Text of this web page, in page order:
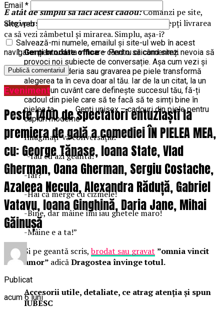
E atât de simplu să faci acest cadou:Comanzi pe site,
alegi personalizarea prin gravare, achiți și aștepți livrarea
ca să vezi zâmbetul și mirarea. Simplu, așa-i?
Genți brodate office– Pentru oricând simți nevoia să
provoci noi subiecte de conversație. Așa cum vezi și
mai sus, broderia sau gravarea pe piele transformă
alegerea ta în ceva doar al tău. Iar de la un citat, la un
oraș, la un cuvânt care definește succesul tău, fă-ți
cadoul din piele care să te facă să te simți bine în
pielea ta. Genți unisex – cadouri din piele pentru
cupluri moderne
Imaginați-vă conversația:
”-Iau eu azi geanta!
-Iar?
-Hai că merge cu cizmele!
-Bine, dar mâine îmi iau ghetele maro!
-Mâine e a ta!”
Și pe geantă scris,brodat sau gravat ”omnia vincit
amor” adicăDragostea învinge totul.
Accesorii utile, detaliate, ce atrag atenția și spun
IUBESC
Email *
Site web
Salvează-mi numele, emailul și site-ul web în acest
navigator pentru data viitoare când o să comentez.
Eveniment
Peste 1400 de spectatori entuziaști la
premiera de gală a comediei ÎN PIELEA MEA,
cu: George Tănase, Ioana State, Vlad
Gherman, Oana Gherman, Sergiu Costache,
Azaleea Necula, Alexandra Răduță, Gabriel
Vatavu, Ioana Ginghină, Daria Jane, Mihai
Găinușă
Publicat
acum 6 luni